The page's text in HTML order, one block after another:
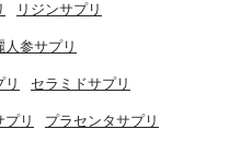
リジンサプリ
人参サプリ
リ セラミドサプリ
プリ プラセンタサプリ